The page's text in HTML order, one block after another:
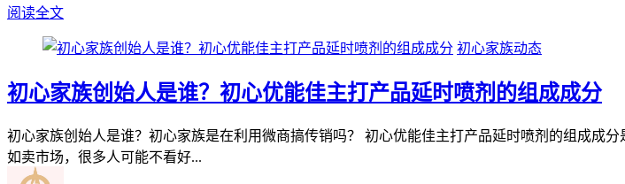
阅读全文
初心家族动态
初心家族创始人是谁？初心优能佳主打产品延时喷剂的组成成分
初心家族创始人是谁？初心家族是在利用微商搞传销吗？ 初心优能佳主打产品延时喷剂的组成
如卖市场，很多人可能不看好...